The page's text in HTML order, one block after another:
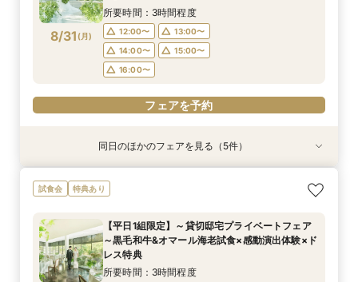
14:30〜
フェアを予約
フェアを予約
フェアを予約
フェアを予約
フェアを予約
フェアを予約
8/31 (月)
所要時間：3時間程度
12:00〜
13:00〜
14:00〜
15:00〜
16:00〜
フェアを予約
8/31(月)
【タイパ重視！60分で完結◎】オンラインで会
場案内＆相談会
12:00〜
13:00〜
16:00〜
特典あり
8/31(月)
【6名～30名の少人数婚】挙式＆会食Newプラ
ン誕生！無料試食付
12:00〜
13:00〜
14:00〜
16:00〜
特典あり
8/31(月)
1件目がお得★1stステップ相談会＆試食×予算相
談*商品券1万円
12:00〜
13:00〜
14:00〜
16:00〜
8/31(月)
【2件目以上の方】最短60分！《会場選び&見積
もり》徹底比較相談会
12:00〜
13:00〜
14:00〜
16:00〜
特典あり
8/31(月)
【和婚をお考えの方へ】挙式会場見学&「和」の
演出体験♪常陸牛と旬のお魚料理の贅沢食べ比べ
希望をじっくり伺い専属プランナーがご提案♪
所要時間：3時間程度
12:00〜
14:00〜
15:00〜
同日のほかのフェアを見る（5件）
試食会 特典あり
【平日1組限定】～貸切邸宅プライベートフェア
～黒毛和牛&オマール海老試食×感動演出体験×ド
レス特典
所要時間：3時間程度